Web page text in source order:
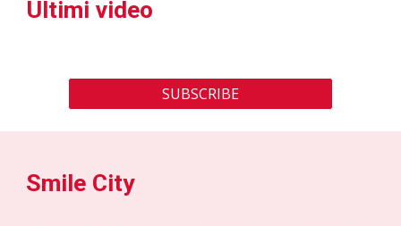
Ultimi video
SUBSCRIBE
Smile City